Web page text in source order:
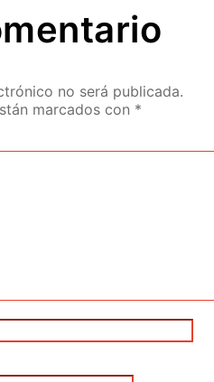
no será publicada.
marcados con *